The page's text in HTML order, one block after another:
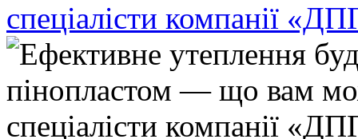
спеціалісти компанії